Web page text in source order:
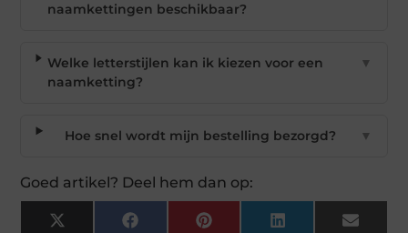
naamkettingen beschikbaar?
Welke letterstijlen kan ik kiezen voor een
naamketting?
▼
Hoe snel wordt mijn bestelling bezorgd? ▼
Goed artikel? Deel hem dan op:
X Facebook Pinterest LinkedIn Email